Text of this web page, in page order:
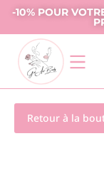
-10% POUR
Retour à la